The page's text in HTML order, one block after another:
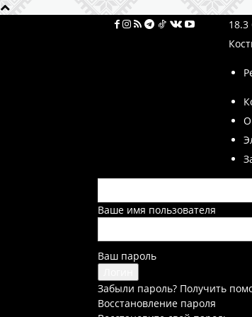
18.3
О
Ваше имя пользователя
Ваш пароль
Забыли пароль? Получить
Восстановление пароля